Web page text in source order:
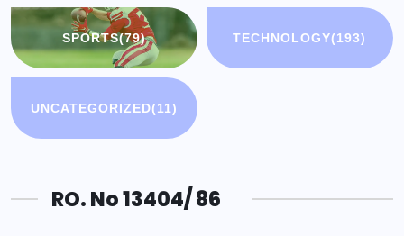
SPORTS(79) TECHNOLOGY(193)
UNCATEGORIZED(11)
RO. No 13404/ 86